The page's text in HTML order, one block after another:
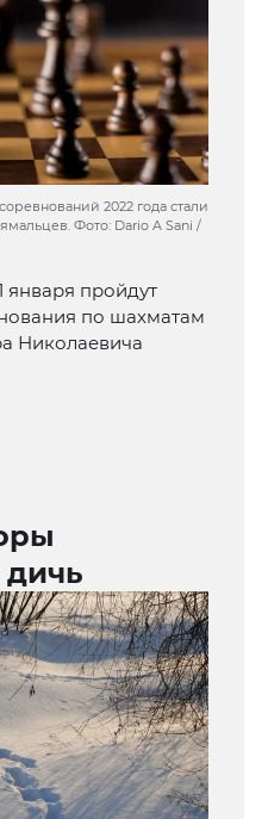
2022 года стали
Фото: Dario A Sani /
января пройдут
по шахматам
Николаевича
дичь